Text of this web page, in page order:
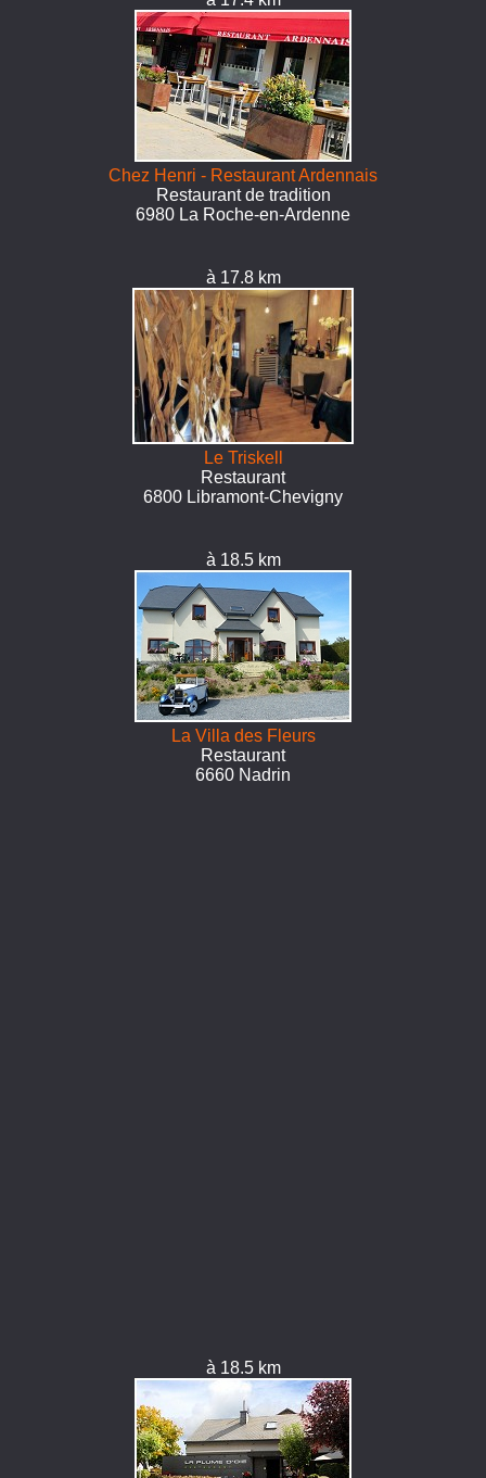
Chez Henri - Restaurant Ardennais
Restaurant de tradition
6980 La Roche-en-Ardenne
à 17.8 km
Le Triskell
Restaurant
6800 Libramont-Chevigny
à 18.5 km
La Villa des Fleurs
Restaurant
6660 Nadrin
à 18.5 km